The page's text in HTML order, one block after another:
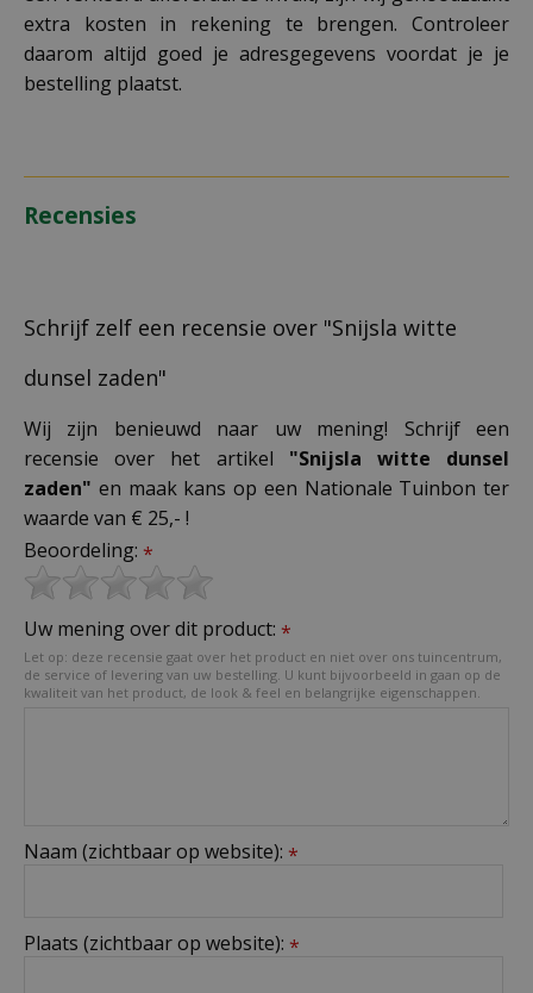
extra kosten in rekening te brengen. Controleer
daarom altijd goed je adresgegevens voordat je je
bestelling plaatst.
Recensies
Schrijf zelf een recensie over "Snijsla witte
dunsel zaden"
Wij zijn benieuwd naar uw mening! Schrijf een
recensie over het artikel "Snijsla witte dunsel
zaden" en maak kans op een Nationale Tuinbon ter
waarde van € 25,- !
Beoordeling: *
Uw mening over dit product: *
Let op: deze recensie gaat over het product en niet over ons tuincentrum,
de service of levering van uw bestelling. U kunt bijvoorbeeld in gaan op de
kwaliteit van het product, de look & feel en belangrijke eigenschappen.
Naam (zichtbaar op website): *
Plaats (zichtbaar op website): *